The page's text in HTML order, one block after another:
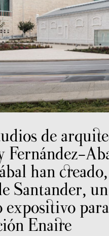
de
Fernández-
han
Santander,
expositivo
Enaire